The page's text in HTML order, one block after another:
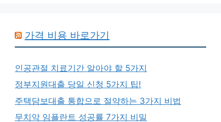
가격 비용 바로가기
인공관절 치료기간 알아야 할 5가지
정부지원대출 당일 신청 5가지 팁!
주택담보대출 통합으로 절약하는 3가지 비법
무치악 임플란트 성공률 7가지 비밀